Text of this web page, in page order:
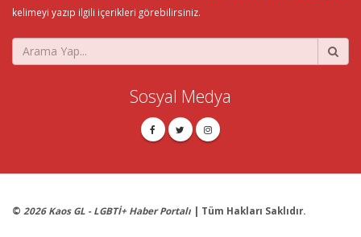
kelimeyi yazıp ilgili içerikleri görebilirsiniz.
Sosyal Medya
© 2026 Kaos GL - LGBTİ+ Haber Portalı | Tüm Hakları Saklıdır.